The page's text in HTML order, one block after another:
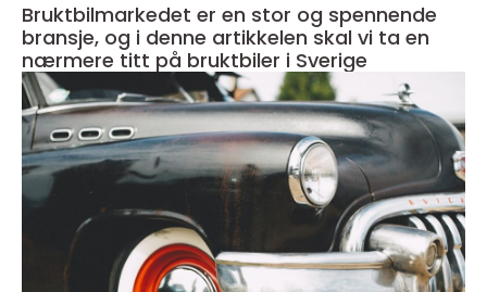
Bruktbilmarkedet er en stor og spennende
bransje, og i denne artikkelen skal vi ta en
nærmere titt på bruktbiler i Sverige